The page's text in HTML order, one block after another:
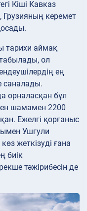
Кіші Кавказ
Грузияның керемет
тарихи аймақ
ол
ең
саналады.
орналасқан бұл
шамамен 2200
Ежелгі қорғаныс
Ушгули
жеткізуді ғана
биік
тәжірибесін де